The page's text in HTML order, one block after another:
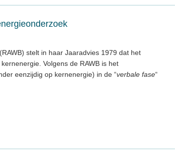
stelt in haar Jaaradvies 1979 dat het
Volgens de RAWB is het
eenzijdig op kernenergie) in de “verbale fase“